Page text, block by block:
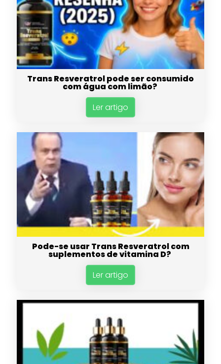
Trans Resveratrol pode ser consumido
com água com limão?
Ler artigo
Pode-se usar Trans Resveratrol com
suplementos de vitamina D?
Ler artigo